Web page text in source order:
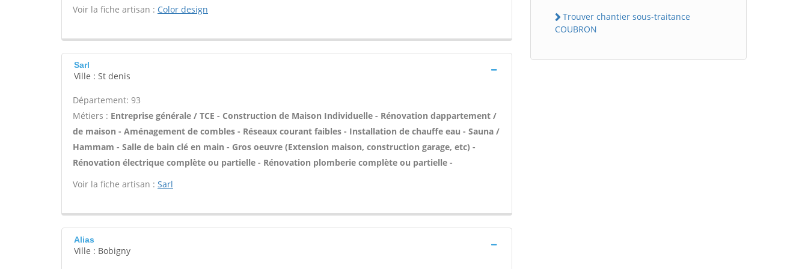
Voir la fiche artisan : Color design
Sarl
Ville : St denis
Département: 93
Métiers : Entreprise générale / TCE - Construction de Maison Individuelle - Rénovation dappartement /
de maison - Aménagement de combles - Réseaux courant faibles - Installation de chauffe eau - Sauna /
Hammam - Salle de bain clé en main - Gros oeuvre (Extension maison, construction garage, etc) -
Rénovation électrique complète ou partielle - Rénovation plomberie complète ou partielle -
Voir la fiche artisan : Sarl
Alias
Ville : Bobigny
Trouver chantier sous-traitance
COUBRON